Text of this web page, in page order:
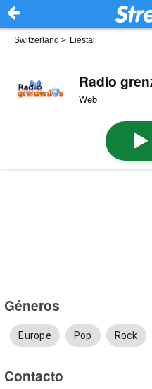
Switzerland > Liestal
Radio
Web
Géneros
Europe Pop Rock
Contacto